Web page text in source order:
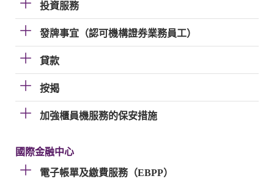
投資服務
發牌事宜（認可機構證券業務員工）
貸款
按揭
加強櫃員機服務的保安措施
國際金融中心
電子帳單及繳費服務（EBPP）